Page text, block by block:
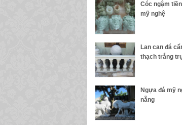
Cóc ngậm
mỹ nghệ
Lan can đá
thạch trắng
Ngựa đá mỹ
nẵng